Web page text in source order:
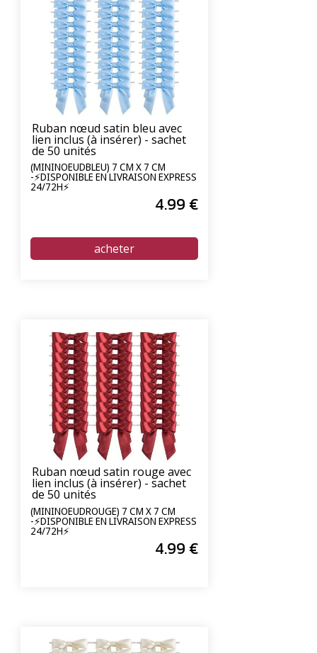
Ruban nœud satin bleu avec
lien inclus (à insérer) - sachet
de 50 unités
(MININOEUDBLEU) 7 CM X 7 CM
-⚡DISPONIBLE EN LIVRAISON EXPRESS
24/72H⚡
4.99 €
Ruban nœud satin rouge avec
lien inclus (à insérer) - sachet
de 50 unités
(MININOEUDROUGE) 7 CM X 7 CM
-⚡DISPONIBLE EN LIVRAISON EXPRESS
24/72H⚡
4.99 €